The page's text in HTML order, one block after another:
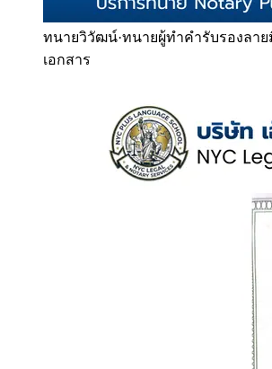
ทนายวิวัฒน์·ทนายผู้ทำคำรับรองลา
เอกสาร